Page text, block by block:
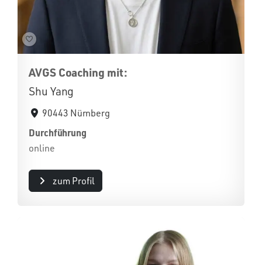
AVGS Coaching mit:
Shu Yang
90443 Nürnberg
Durchführung
online
zum Profil